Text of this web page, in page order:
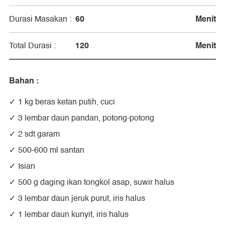
Durasi Masakan : 60 Menit
Total Durasi : 120 Menit
Bahan :
1 kg beras ketan putih, cuci
3 lembar daun pandan, potong-potong
2 sdt garam
500-600 ml santan
Isian
500 g daging ikan tongkol asap, suwir halus
3 lembar daun jeruk purut, iris halus
1 lembar daun kunyit, iris halus